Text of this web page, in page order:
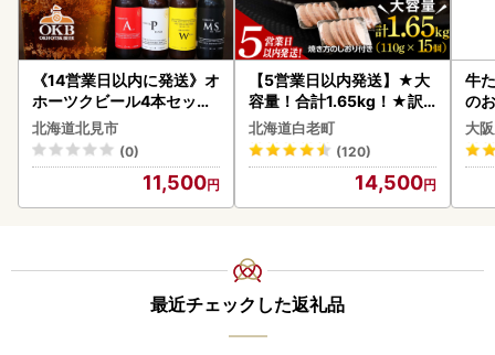
《14営業日以内に発送》オ
ホーツクビール4本セット
( 飲料 飲み物 お酒 ビール
クラフトビール 瓶ビール
贈答 ギフト 贈り物 お中元
御中元 お歳暮 御歳暮 お祝
い プレゼント モルトビー
北海道北見市
(0)
11,500
【5営業日以内発送】★大
容量！合計1.65kg！★訳
あり・牛の里ビーフハンバ
ーグ(110ｇ5枚入）×3 AG
058
北海道白老町
(120)
14,500
牛
の
大
最近チェックした返礼品